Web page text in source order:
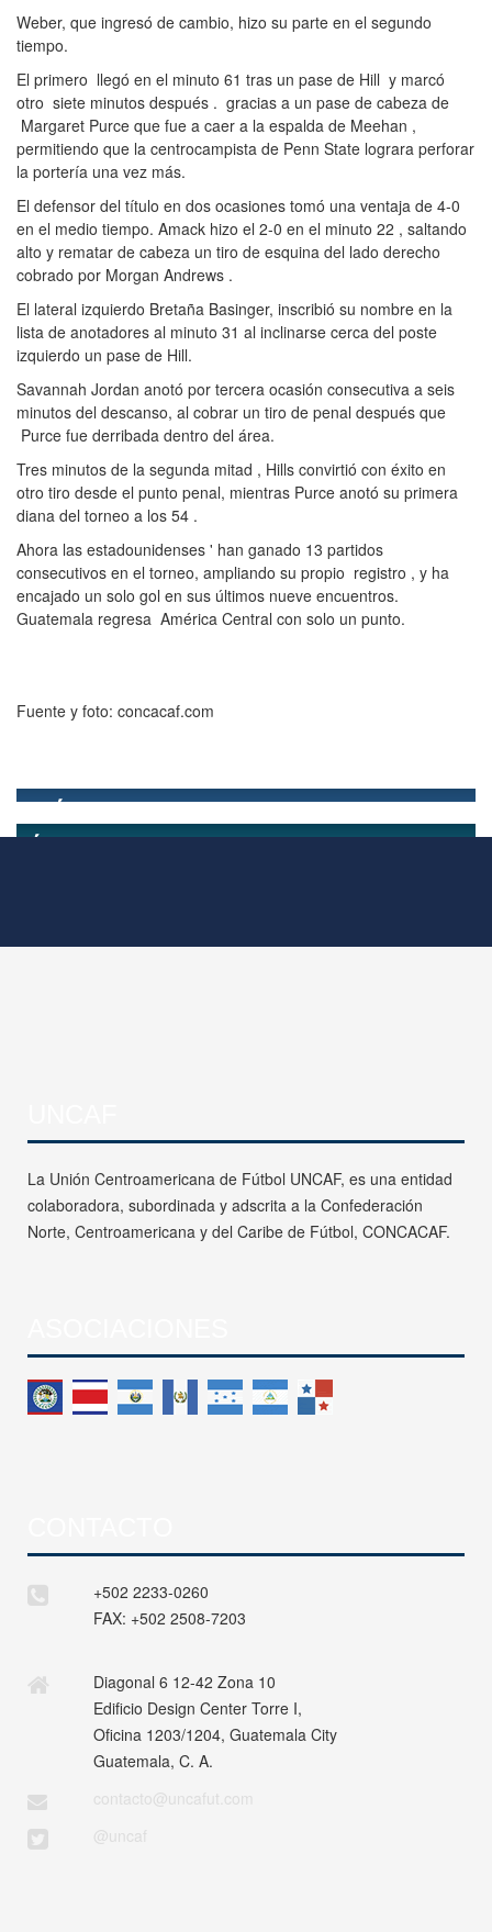
Weber, que ingresó de cambio, hizo su parte en el segundo
tiempo.
El primero llegó en el minuto 61 tras un pase de Hill y marcó
otro siete minutos después . gracias a un pase de cabeza de
Margaret Purce que fue a caer a la espalda de Meehan ,
permitiendo que la centrocampista de Penn State lograra perforar
la portería una vez más.
El defensor del título en dos ocasiones tomó una ventaja de 4-0
en el medio tiempo. Amack hizo el 2-0 en el minuto 22 , saltando
alto y rematar de cabeza un tiro de esquina del lado derecho
cobrado por Morgan Andrews .
El lateral izquierdo Bretaña Basinger, inscribió su nombre en la
lista de anotadores al minuto 31 al inclinarse cerca del poste
izquierdo un pase de Hill.
Savannah Jordan anotó por tercera ocasión consecutiva a seis
minutos del descanso, al cobrar un tiro de penal después que
Purce fue derribada dentro del área.
Tres minutos de la segunda mitad , Hills convirtió con éxito en
otro tiro desde el punto penal, mientras Purce anotó su primera
diana del torneo a los 54 .
Ahora las estadounidenses ' han ganado 13 partidos
consecutivos en el torneo, ampliando su propio registro , y ha
encajado un solo gol en sus últimos nueve encuentros.
Guatemala regresa América Central con solo un punto.
Fuente y foto: concacaf.com
La Unión Centroamericana de Fútbol UNCAF, es una entidad
colaboradora, subordinada y adscrita a la Confederación
Norte, Centroamericana y del Caribe de Fútbol, CONCACAF.
+502 2233-0260
FAX: +502 2508-7203
Diagonal 6 12-42 Zona 10
Edificio Design Center Torre I,
Oficina 1203/1204, Guatemala City
Guatemala, C. A.
contacto@uncafut.com
@uncaf